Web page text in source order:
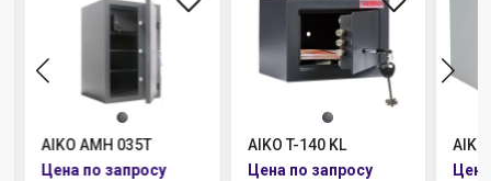
AIKO AMH 035T AIKO T-140 KL